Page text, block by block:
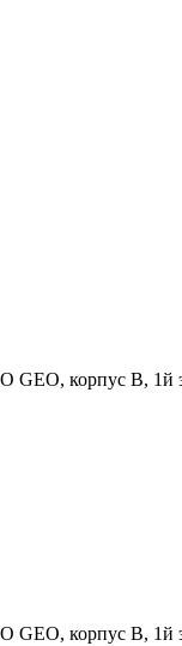
GEO, корпус В, 1й
GEO, корпус В, 1й